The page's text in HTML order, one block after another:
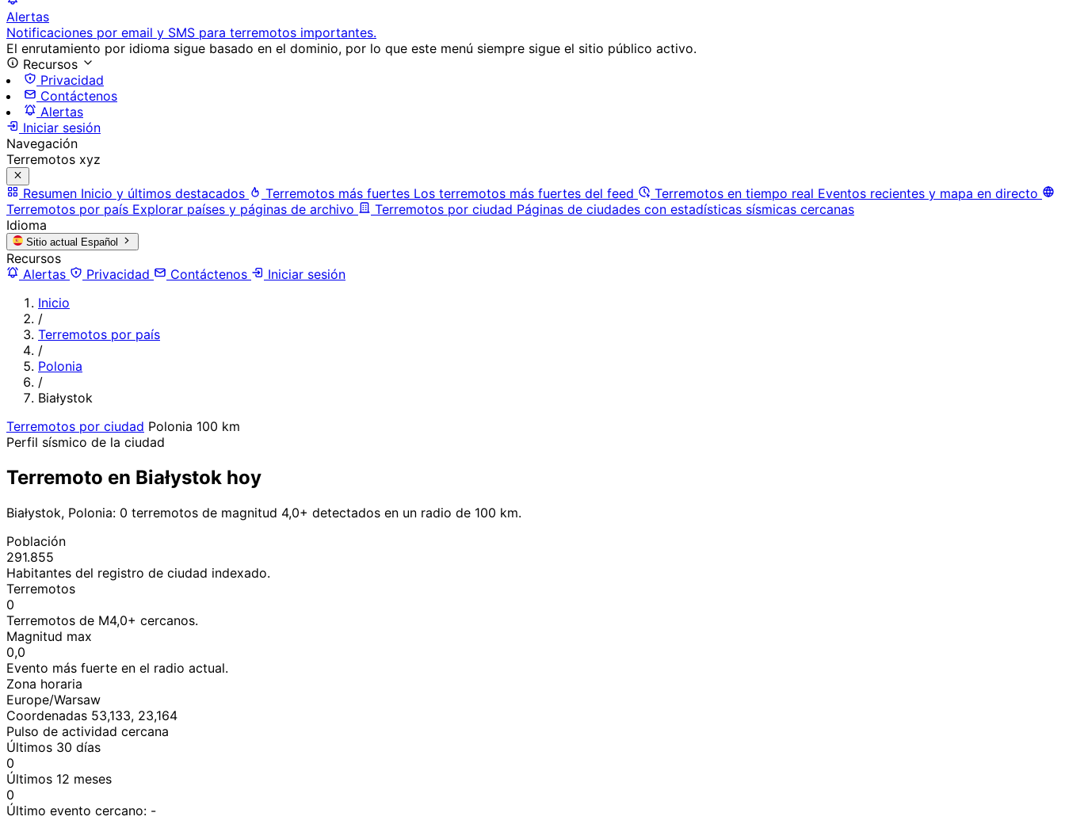
Alertas
Notificaciones por email y SMS para terremotos importantes.
El enrutamiento por idioma sigue basado en el dominio, por lo que este menú siempre sigue el sitio público activo.
Recursos
Privacidad
Contáctenos
Alertas
Iniciar sesión
Navegación
Terremotos xyz
Resumen Inicio y últimos destacados Terremotos más fuertes Los terremotos más fuertes del feed Terremotos en tiempo real Eventos recientes y mapa en directo
Terremotos por país Explorar países y páginas de archivo Terremotos por ciudad Páginas de ciudades con estadísticas sísmicas cercanas
Idioma
Sitio actual Español
Recursos
Alertas
Privacidad Contáctenos
Iniciar sesión
Inicio
/
Terremotos por país
/
Polonia
/
Białystok
Terremotos por ciudad Polonia 100 km
Perfil sísmico de la ciudad
Terremoto en Białystok hoy
Białystok, Polonia: 0 terremotos de magnitud 4,0+ detectados en un radio de 100 km.
Población
291.855
Habitantes del registro de ciudad indexado.
Terremotos
0
Terremotos de M4,0+ cercanos.
Magnitud max
0,0
Evento más fuerte en el radio actual.
Zona horaria
Europe/Warsaw
Coordenadas 53,133, 23,164
Pulso de actividad cercana
Últimos 30 días
0
Últimos 12 meses
0
Último evento cercano: -